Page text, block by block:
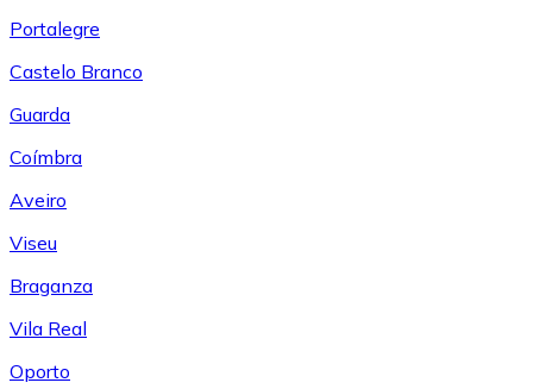
Portalegre
Castelo Branco
Guarda
Coímbra
Aveiro
Viseu
Braganza
Vila Real
Oporto